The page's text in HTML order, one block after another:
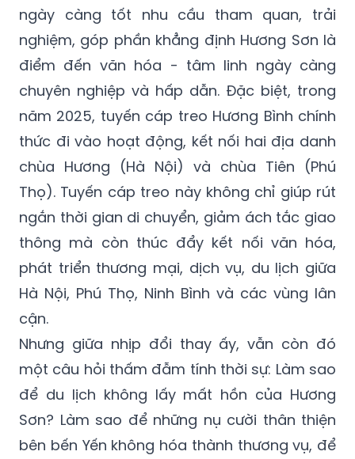
ngày càng tốt nhu cầu tham quan, trải
nghiệm, góp phần khẳng định Hương Sơn là
điểm đến văn hóa - tâm linh ngày càng
chuyên nghiệp và hấp dẫn. Đặc biệt, trong
năm 2025, tuyến cáp treo Hương Bình chính
thức đi vào hoạt động, kết nối hai địa danh
chùa Hương (Hà Nội) và chùa Tiên (Phú
Thọ). Tuyến cáp treo này không chỉ giúp rút
ngắn thời gian di chuyển, giảm ách tắc giao
thông mà còn thúc đẩy kết nối văn hóa,
phát triển thương mại, dịch vụ, du lịch giữa
Hà Nội, Phú Thọ, Ninh Bình và các vùng lân
cận.
Nhưng giữa nhịp đổi thay ấy, vẫn còn đó
một câu hỏi thấm đẫm tính thời sự: Làm sao
để du lịch không lấy mất hồn của Hương
Sơn? Làm sao để những nụ cười thân thiện
bên bến Yến không hóa thành thương vụ, để